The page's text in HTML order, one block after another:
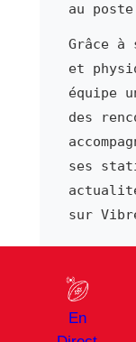
au
Grâce à
et
équipe
des
ses
sur
⬅ Joueur
Huw
En